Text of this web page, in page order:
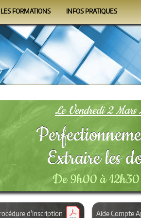
LES FORMATIONS
Le calendrier
programmes
Les organismes
INFOS PRATIQUES
Se former
Le Formateur
Conditions
Le Vendredi 2 Mars
Extraire les
De 9h00 à
d'inscription Aide Compte